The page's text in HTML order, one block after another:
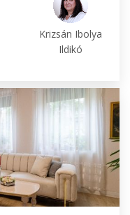
Krizsán Ibolya
Ildikó